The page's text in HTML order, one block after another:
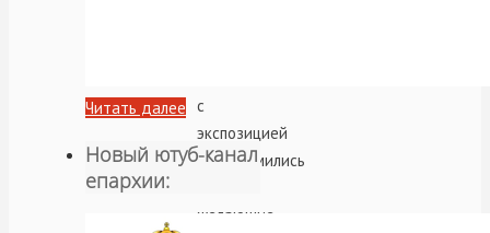
с
экспозицией
познакомились
желающие.
Читать далее
Новый ютуб-канал
епархии: